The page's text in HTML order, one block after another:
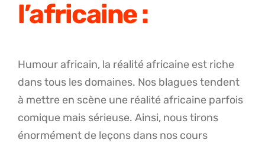
l’africaine :
Humour africain, la réalité africaine est riche
dans tous les domaines. Nos blagues tendent
à mettre en scène une réalité africaine parfois
comique mais sérieuse. Ainsi, nous tirons
énormément de leçons dans nos cours